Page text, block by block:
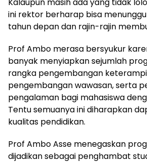
Kalaupun masih ada yang tidak
ini rektor berharap bisa
tahun depan dan rajin-rajin
Prof Ambo merasa bersyukur
banyak menyiapkan sejumlah
rangka pengembangan
pengembangan wawasan, serta
pengalaman bagi mahasiswa
Tentu semuanya ini diharapkan
kualitas pendidikan.
Prof Ambo Asse menegaskan
dijadikan sebagai penghambat